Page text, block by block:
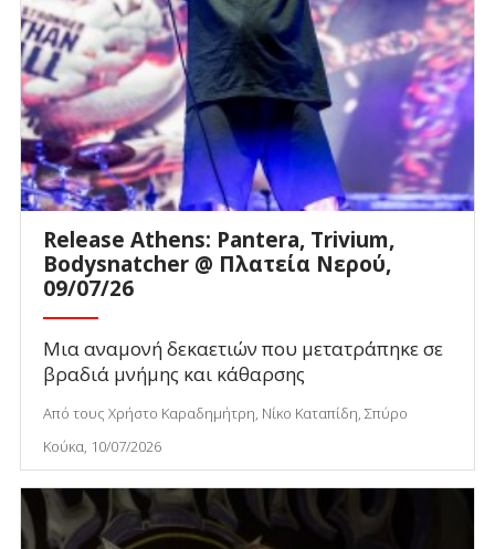
Release Athens: Pantera, Trivium,
Bodysnatcher @ Πλατεία Νερού,
09/07/26
Μια αναμονή δεκαετιών που μετατράπηκε σε
βραδιά μνήμης και κάθαρσης
Από τους Χρήστο Καραδημήτρη, Νίκο Καταπίδη, Σπύρο
Κούκα, 10/07/2026